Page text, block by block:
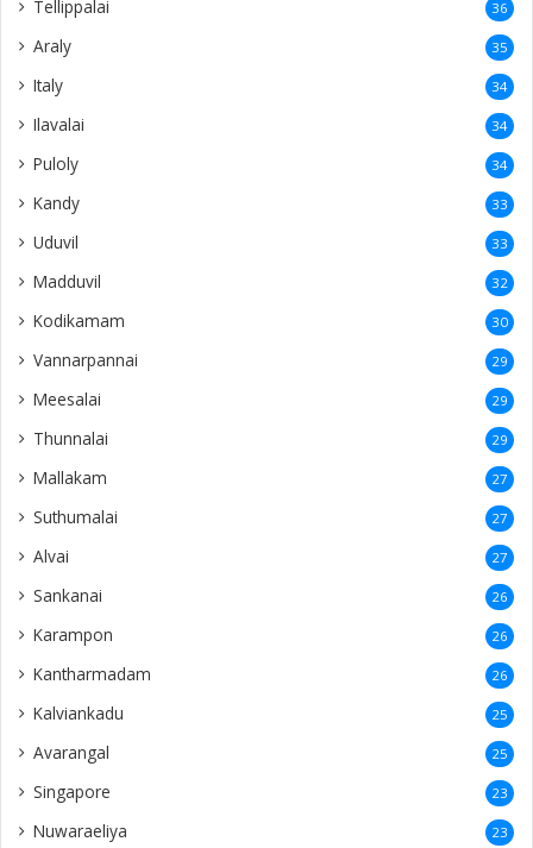
Tellippalai 36
Araly 35
Italy 34
Ilavalai 34
Puloly 34
Kandy 33
Uduvil 33
Madduvil 32
Kodikamam 30
Vannarpannai 29
Meesalai 29
Thunnalai 29
Mallakam 27
Suthumalai 27
Alvai 27
Sankanai 26
Karampon 26
Kantharmadam 26
Kalviankadu 25
Avarangal 25
Singapore 23
Nuwaraeliya 23